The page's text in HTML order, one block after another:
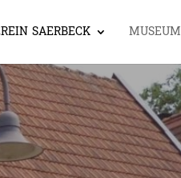
SAERBECK MUSEUM